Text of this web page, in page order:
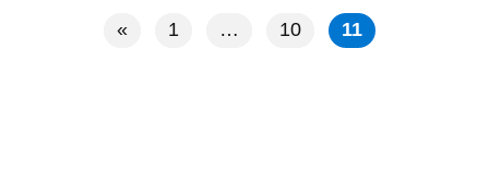
« 1 … 10 11